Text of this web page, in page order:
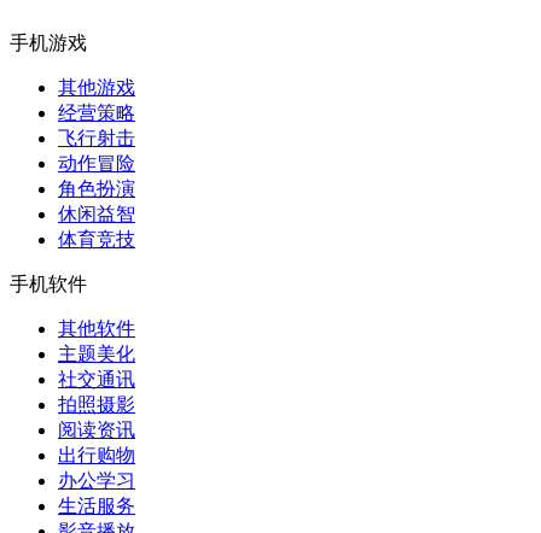
手机游戏
其他游戏
经营策略
飞行射击
动作冒险
角色扮演
休闲益智
体育竞技
手机软件
其他软件
主题美化
社交通讯
拍照摄影
阅读资讯
出行购物
办公学习
生活服务